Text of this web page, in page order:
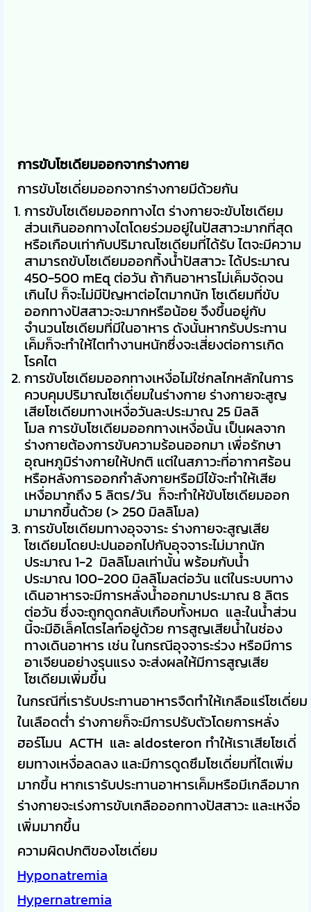
การขับโซเดียมออกจากร่างกาย
การขับโซเดี่ยมออกจากร่างกายมีด้วยกัน
การขับโซเดียมออกทางไต ร่างกายจะขับโซเดียม
ส่วนเกินออกทางไตโดยร่วมอยู่ในปัสสาวะมากที่สุด
หรือเกือบเท่ากับปริมาณโซเดียมที่ได้รับ ไตจะมีความ
สามารถขับโซเดียมออกทิ้งน้ำปัสสาวะ ได้ประมาณ
450-500 mEq ต่อวัน ถ้ากินอาหารไม่เค็มจัดจน
เกินไป ก็จะไม่มีปัญหาต่อไตมากนัก โซเดียมที่ขับ
ออกทางปัสสาวะจะมากหรือน้อย จึงขึ้นอยู่กับ
จำนวนโซเดียมที่มีในอาหาร ดังนั้นหากรับประทาน
เค็มก็จะทำให้ไตทำงานหนักซึ่งจะเสี่ยงต่อการเกิด
โรคไต
การขับโซเดียมออกทางเหงื่อไม่ใช่กลไกหลักในการ
ควบคุมปริมาณโซเดี่ยมในร่างกาย ร่างกายจะสูญ
เสียโซเดียมทางเหงื่อวันละประมาณ 25 มิลลิ
โมล การขับโซเดียมออกทางเหงื่อนั้น เป็นผลจาก
ร่างกายต้องการขับความร้อนออกมา เพื่อรักษา
อุณหภูมิร่างกายให้ปกติ แต่ในสภาวะที่อากาศร้อน
หรือหลังการออกกำลังกายหรือมีไข้จะทำให้เสีย
เหงื่อมากถึง 5 ลิตร/วัน ก็จะทำให้ขับโซเดียมออก
มามากขึ้นด้วย (> 250 มิลลิโมล)
การขับโซเดียมทางอุจจาระ ร่างกายจะสูญเสีย
โซเดียมโดยปะปนออกไปกับอุจจาระไม่มากนัก
ประมาณ 1-2 มิลลิโมลเท่านั้น พร้อมกับน้ำ
ประมาณ 100-200 มิลลิโมลต่อวัน แต่ในระบบทาง
เดินอาหารจะมีการหลั่งน้ำออกมาประมาณ 8 ลิตร
ต่อวัน ซึ่งจะถูกดูดกลับเกือบทั้งหมด และในน้ำส่วน
นี้จะมีอิเล็คโตรไลท์อยู่ด้วย การสูญเสียน้ำในช่อง
ทางเดินอาหาร เช่น ในกรณีอุจจาระร่วง หรือมีการ
อาเจียนอย่างรุนแรง จะส่งผลให้มีการสูญเสีย
โซเดียมเพิ่มขึ้น
ในกรณีที่เรารับประทานอาหารจืดทำให้เกลือแร่โซเดี่ยม
ในเลือดต่ำ ร่างกายก็จะมีการปรับตัวโดยการหลั่ง
ฮอร์โมน ACTH และ aldosteron ทำให้เราเสียโซเดี่
ยมทางเหงื่อลดลง และมีการดูดซึมโซเดี่ยมที่ไตเพิ่ม
มากขึ้น หากเรารับประทานอาหารเค็มหรือมีเกลือมาก
ร่างกายจะเร่งการขับเกลือออกทางปัสสาวะ และเหงื่อ
เพิ่มมากขึ้น
ความผิดปกติของโซเดี่ยม
Hyponatremia
Hypernatremia